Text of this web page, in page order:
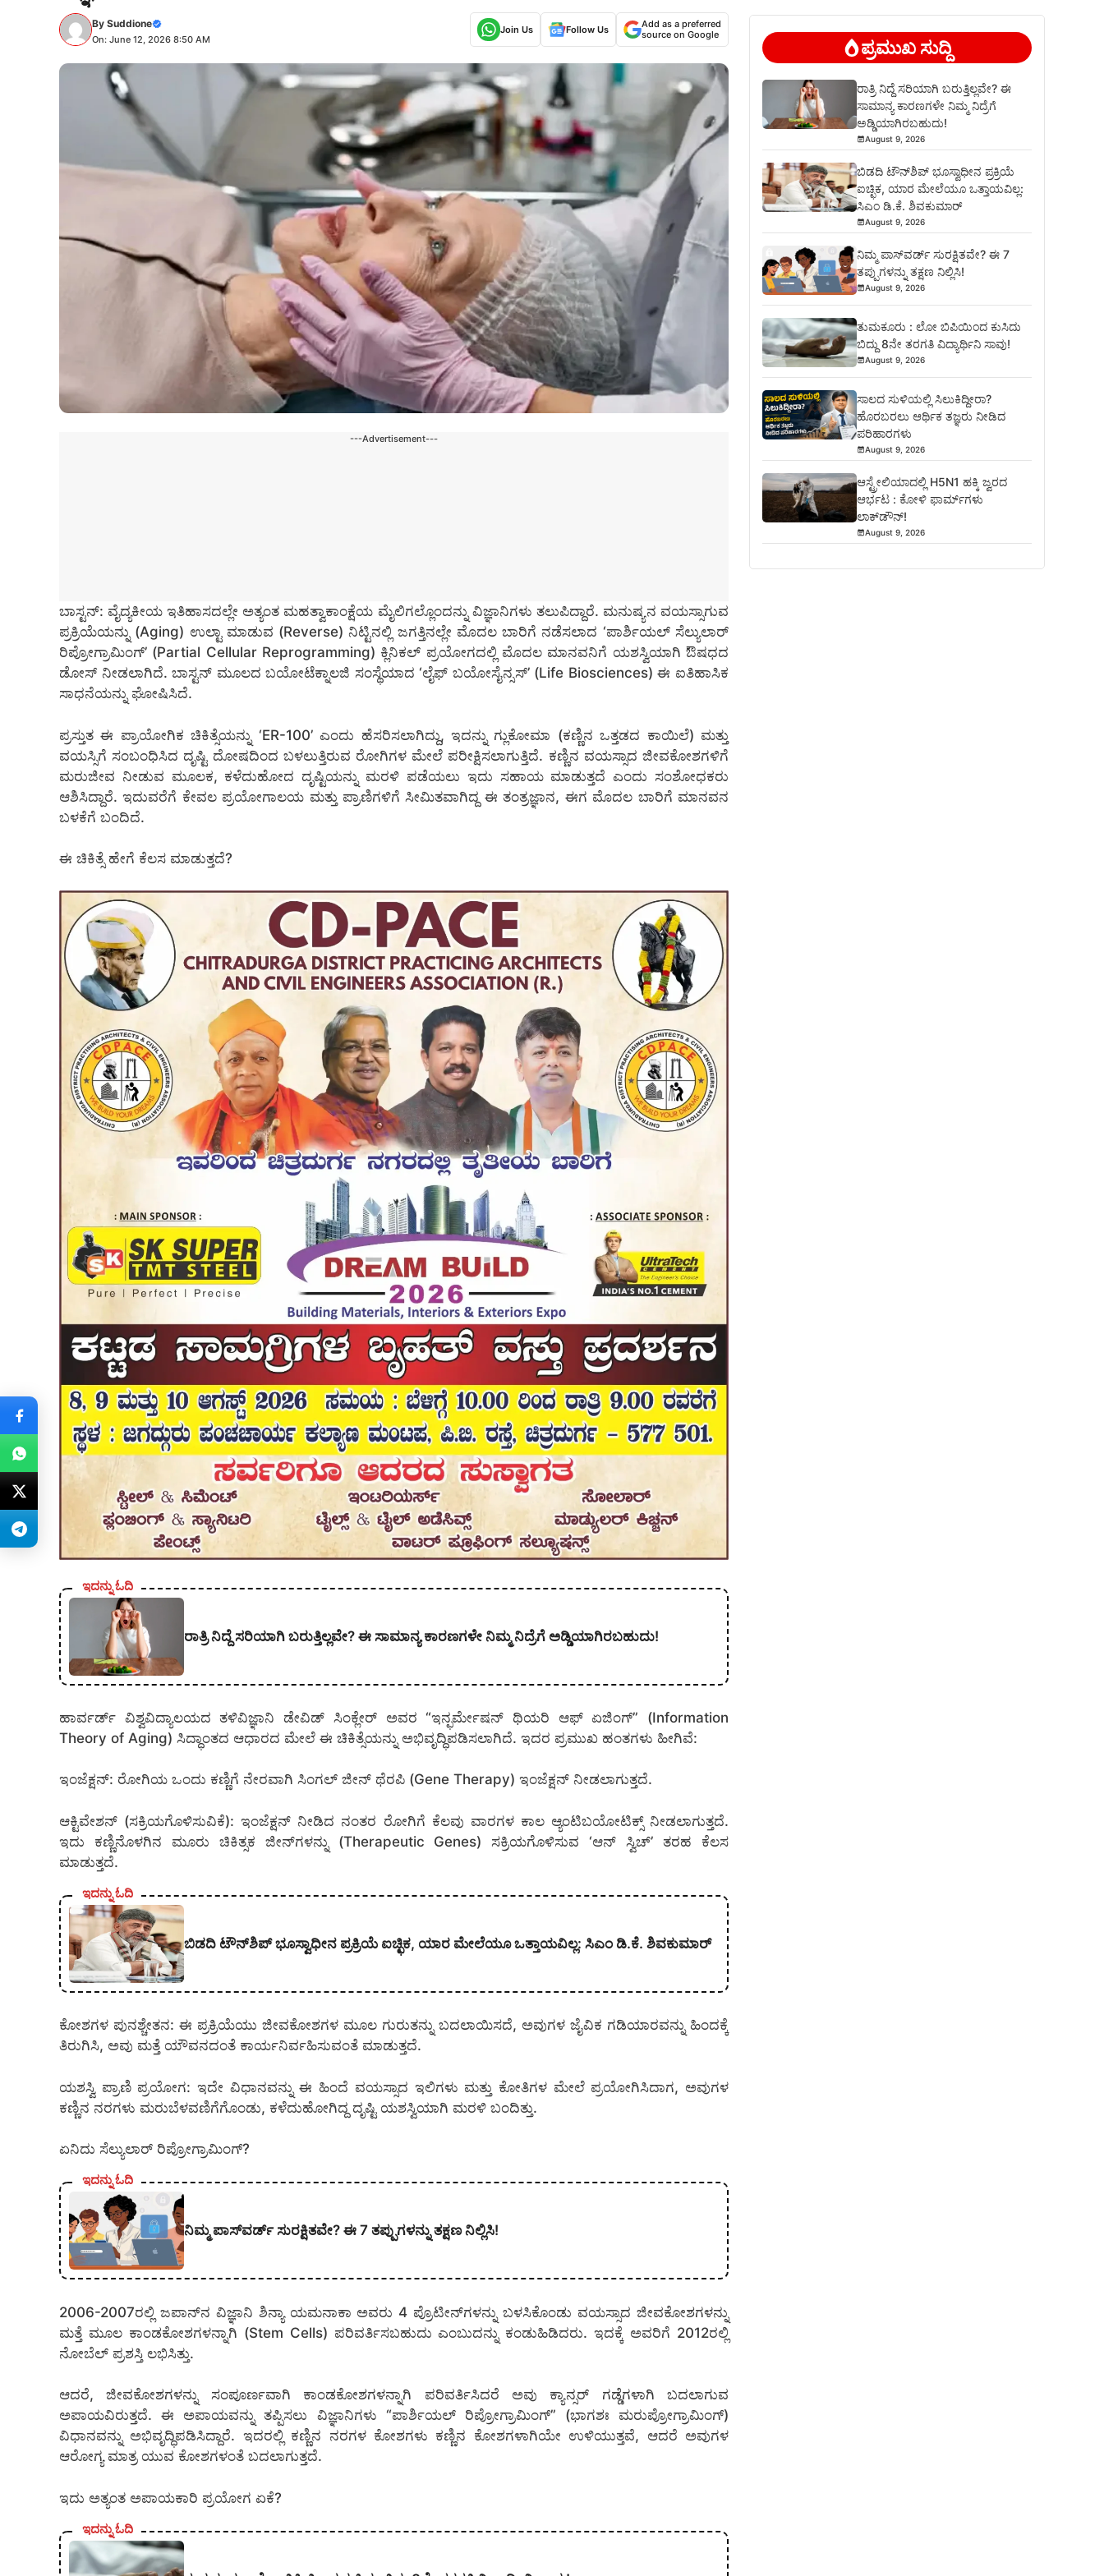
By Suddione
On: June 12, 2026 8:50 AM
Join Us Follow Us
Add as a preferred
source on Google
---Advertisement---
ಬಾಸ್ಟನ್: ವೈದ್ಯಕೀಯ ಇತಿಹಾಸದಲ್ಲೇ ಅತ್ಯಂತ ಮಹತ್ವಾಕಾಂಕ್ಷೆಯ ಮೈಲಿಗಲ್ಲೊಂದನ್ನು ವಿಜ್ಞಾನಿಗಳು ತಲುಪಿದ್ದಾರೆ. ಮನುಷ್ಯನ ವಯಸ್ಸಾಗುವ
ಪ್ರಕ್ರಿಯೆಯನ್ನು (Aging) ಉಲ್ಟಾ ಮಾಡುವ (Reverse) ನಿಟ್ಟಿನಲ್ಲಿ ಜಗತ್ತಿನಲ್ಲೇ ಮೊದಲ ಬಾರಿಗೆ ನಡೆಸಲಾದ ‘ಪಾರ್ಶಿಯಲ್ ಸೆಲ್ಯುಲಾರ್
ರಿಪ್ರೋಗ್ರಾಮಿಂಗ್’ (Partial Cellular Reprogramming) ಕ್ಲಿನಿಕಲ್ ಪ್ರಯೋಗದಲ್ಲಿ ಮೊದಲ ಮಾನವನಿಗೆ ಯಶಸ್ವಿಯಾಗಿ ಔಷಧದ
ಡೋಸ್ ನೀಡಲಾಗಿದೆ. ಬಾಸ್ಟನ್ ಮೂಲದ ಬಯೋಟೆಕ್ನಾಲಜಿ ಸಂಸ್ಥೆಯಾದ ‘ಲೈಫ್ ಬಯೋಸೈನ್ಸಸ್’ (Life Biosciences) ಈ ಐತಿಹಾಸಿಕ
ಸಾಧನೆಯನ್ನು ಘೋಷಿಸಿದೆ.
ಪ್ರಸ್ತುತ ಈ ಪ್ರಾಯೋಗಿಕ ಚಿಕಿತ್ಸೆಯನ್ನು ‘ER-100’ ಎಂದು ಹೆಸರಿಸಲಾಗಿದ್ದು, ಇದನ್ನು ಗ್ಲುಕೋಮಾ (ಕಣ್ಣಿನ ಒತ್ತಡದ ಕಾಯಿಲೆ) ಮತ್ತು
ವಯಸ್ಸಿಗೆ ಸಂಬಂಧಿಸಿದ ದೃಷ್ಟಿ ದೋಷದಿಂದ ಬಳಲುತ್ತಿರುವ ರೋಗಿಗಳ ಮೇಲೆ ಪರೀಕ್ಷಿಸಲಾಗುತ್ತಿದೆ. ಕಣ್ಣಿನ ವಯಸ್ಸಾದ ಜೀವಕೋಶಗಳಿಗೆ
ಮರುಜೀವ ನೀಡುವ ಮೂಲಕ, ಕಳೆದುಹೋದ ದೃಷ್ಟಿಯನ್ನು ಮರಳಿ ಪಡೆಯಲು ಇದು ಸಹಾಯ ಮಾಡುತ್ತದೆ ಎಂದು ಸಂಶೋಧಕರು
ಆಶಿಸಿದ್ದಾರೆ. ಇದುವರೆಗೆ ಕೇವಲ ಪ್ರಯೋಗಾಲಯ ಮತ್ತು ಪ್ರಾಣಿಗಳಿಗೆ ಸೀಮಿತವಾಗಿದ್ದ ಈ ತಂತ್ರಜ್ಞಾನ, ಈಗ ಮೊದಲ ಬಾರಿಗೆ ಮಾನವನ
ಬಳಕೆಗೆ ಬಂದಿದೆ.
ಈ ಚಿಕಿತ್ಸೆ ಹೇಗೆ ಕೆಲಸ ಮಾಡುತ್ತದೆ?
ಇದನ್ನು ಓದಿ
ರಾತ್ರಿ ನಿದ್ದೆ ಸರಿಯಾಗಿ ಬರುತ್ತಿಲ್ಲವೇ? ಈ ಸಾಮಾನ್ಯ ಕಾರಣಗಳೇ ನಿಮ್ಮ ನಿದ್ರೆಗೆ ಅಡ್ಡಿಯಾಗಿರಬಹುದು!
ಹಾರ್ವರ್ಡ್ ವಿಶ್ವವಿದ್ಯಾಲಯದ ತಳಿವಿಜ್ಞಾನಿ ಡೇವಿಡ್ ಸಿಂಕ್ಲೇರ್ ಅವರ “ಇನ್ಫರ್ಮೇಷನ್ ಥಿಯರಿ ಆಫ್ ಏಜಿಂಗ್” (Information
Theory of Aging) ಸಿದ್ಧಾಂತದ ಆಧಾರದ ಮೇಲೆ ಈ ಚಿಕಿತ್ಸೆಯನ್ನು ಅಭಿವೃದ್ಧಿಪಡಿಸಲಾಗಿದೆ. ಇದರ ಪ್ರಮುಖ ಹಂತಗಳು ಹೀಗಿವೆ:
ಇಂಜೆಕ್ಷನ್: ರೋಗಿಯ ಒಂದು ಕಣ್ಣಿಗೆ ನೇರವಾಗಿ ಸಿಂಗಲ್ ಜೀನ್ ಥೆರಪಿ (Gene Therapy) ಇಂಜೆಕ್ಷನ್ ನೀಡಲಾಗುತ್ತದೆ.
ಆಕ್ಟಿವೇಶನ್ (ಸಕ್ರಿಯಗೊಳಿಸುವಿಕೆ): ಇಂಜೆಕ್ಷನ್ ನೀಡಿದ ನಂತರ ರೋಗಿಗೆ ಕೆಲವು ವಾರಗಳ ಕಾಲ ಆ್ಯಂಟಿಬಯೋಟಿಕ್ಸ್ ನೀಡಲಾಗುತ್ತದೆ.
ಇದು ಕಣ್ಣಿನೊಳಗಿನ ಮೂರು ಚಿಕಿತ್ಸಕ ಜೀನ್‌ಗಳನ್ನು (Therapeutic Genes) ಸಕ್ರಿಯಗೊಳಿಸುವ ‘ಆನ್ ಸ್ವಿಚ್’ ತರಹ ಕೆಲಸ
ಮಾಡುತ್ತದೆ.
ಇದನ್ನು ಓದಿ
ಬಿಡದಿ ಟೌನ್‌ಶಿಪ್‌ ಭೂಸ್ವಾಧೀನ ಪ್ರಕ್ರಿಯೆ ಐಚ್ಛಿಕ, ಯಾರ ಮೇಲೆಯೂ ಒತ್ತಾಯವಿಲ್ಲ: ಸಿಎಂ ಡಿ.ಕೆ. ಶಿವಕುಮಾರ್
ಕೋಶಗಳ ಪುನಶ್ಚೇತನ: ಈ ಪ್ರಕ್ರಿಯೆಯು ಜೀವಕೋಶಗಳ ಮೂಲ ಗುರುತನ್ನು ಬದಲಾಯಿಸದೆ, ಅವುಗಳ ಜೈವಿಕ ಗಡಿಯಾರವನ್ನು ಹಿಂದಕ್ಕೆ
ತಿರುಗಿಸಿ, ಅವು ಮತ್ತೆ ಯೌವನದಂತೆ ಕಾರ್ಯನಿರ್ವಹಿಸುವಂತೆ ಮಾಡುತ್ತದೆ.
ಯಶಸ್ವಿ ಪ್ರಾಣಿ ಪ್ರಯೋಗ: ಇದೇ ವಿಧಾನವನ್ನು ಈ ಹಿಂದೆ ವಯಸ್ಸಾದ ಇಲಿಗಳು ಮತ್ತು ಕೋತಿಗಳ ಮೇಲೆ ಪ್ರಯೋಗಿಸಿದಾಗ, ಅವುಗಳ
ಕಣ್ಣಿನ ನರಗಳು ಮರುಬೆಳವಣಿಗೆಗೊಂಡು, ಕಳೆದುಹೋಗಿದ್ದ ದೃಷ್ಟಿ ಯಶಸ್ವಿಯಾಗಿ ಮರಳಿ ಬಂದಿತ್ತು.
ಏನಿದು ಸೆಲ್ಯುಲಾರ್ ರಿಪ್ರೋಗ್ರಾಮಿಂಗ್?
ಇದನ್ನು ಓದಿ
ನಿಮ್ಮ ಪಾಸ್‌ವರ್ಡ್ ಸುರಕ್ಷಿತವೇ? ಈ 7 ತಪ್ಪುಗಳನ್ನು ತಕ್ಷಣ ನಿಲ್ಲಿಸಿ!
2006-2007ರಲ್ಲಿ ಜಪಾನ್‌ನ ವಿಜ್ಞಾನಿ ಶಿನ್ಯಾ ಯಮನಾಕಾ ಅವರು 4 ಪ್ರೊಟೀನ್‌ಗಳನ್ನು ಬಳಸಿಕೊಂಡು ವಯಸ್ಸಾದ ಜೀವಕೋಶಗಳನ್ನು
ಮತ್ತೆ ಮೂಲ ಕಾಂಡಕೋಶಗಳನ್ನಾಗಿ (Stem Cells) ಪರಿವರ್ತಿಸಬಹುದು ಎಂಬುದನ್ನು ಕಂಡುಹಿಡಿದರು. ಇದಕ್ಕೆ ಅವರಿಗೆ 2012ರಲ್ಲಿ
ನೋಬೆಲ್ ಪ್ರಶಸ್ತಿ ಲಭಿಸಿತ್ತು.
ಆದರೆ, ಜೀವಕೋಶಗಳನ್ನು ಸಂಪೂರ್ಣವಾಗಿ ಕಾಂಡಕೋಶಗಳನ್ನಾಗಿ ಪರಿವರ್ತಿಸಿದರೆ ಅವು ಕ್ಯಾನ್ಸರ್ ಗಡ್ಡೆಗಳಾಗಿ ಬದಲಾಗುವ
ಅಪಾಯವಿರುತ್ತದೆ. ಈ ಅಪಾಯವನ್ನು ತಪ್ಪಿಸಲು ವಿಜ್ಞಾನಿಗಳು “ಪಾರ್ಶಿಯಲ್ ರಿಪ್ರೋಗ್ರಾಮಿಂಗ್” (ಭಾಗಶಃ ಮರುಪ್ರೋಗ್ರಾಮಿಂಗ್)
ವಿಧಾನವನ್ನು ಅಭಿವೃದ್ಧಿಪಡಿಸಿದ್ದಾರೆ. ಇದರಲ್ಲಿ ಕಣ್ಣಿನ ನರಗಳ ಕೋಶಗಳು ಕಣ್ಣಿನ ಕೋಶಗಳಾಗಿಯೇ ಉಳಿಯುತ್ತವೆ, ಆದರೆ ಅವುಗಳ
ಆರೋಗ್ಯ ಮಾತ್ರ ಯುವ ಕೋಶಗಳಂತೆ ಬದಲಾಗುತ್ತದೆ.
ಇದು ಅತ್ಯಂತ ಅಪಾಯಕಾರಿ ಪ್ರಯೋಗ ಏಕೆ?
ಇದನ್ನು ಓದಿ
ಪ್ರಮುಖ ಸುದ್ದಿ
ರಾತ್ರಿ ನಿದ್ದೆ ಸರಿಯಾಗಿ ಬರುತ್ತಿಲ್ಲವೇ? ಈ
ಸಾಮಾನ್ಯ ಕಾರಣಗಳೇ ನಿಮ್ಮ ನಿದ್ರೆಗೆ
ಅಡ್ಡಿಯಾಗಿರಬಹುದು!
August 9, 2026
ಬಿಡದಿ ಟೌನ್‌ಶಿಪ್‌ ಭೂಸ್ವಾಧೀನ ಪ್ರಕ್ರಿಯೆ
ಐಚ್ಛಿಕ, ಯಾರ ಮೇಲೆಯೂ ಒತ್ತಾಯವಿಲ್ಲ:
ಸಿಎಂ ಡಿ.ಕೆ. ಶಿವಕುಮಾರ್
August 9, 2026
ನಿಮ್ಮ ಪಾಸ್‌ವರ್ಡ್ ಸುರಕ್ಷಿತವೇ? ಈ 7
ತಪ್ಪುಗಳನ್ನು ತಕ್ಷಣ ನಿಲ್ಲಿಸಿ!
August 9, 2026
ತುಮಕೂರು : ಲೋ ಬಿಪಿಯಿಂದ ಕುಸಿದು
ಬಿದ್ದು 8ನೇ ತರಗತಿ ವಿದ್ಯಾರ್ಥಿನಿ ಸಾವು!
August 9, 2026
ಸಾಲದ ಸುಳಿಯಲ್ಲಿ ಸಿಲುಕಿದ್ದೀರಾ?
ಹೊರಬರಲು ಆರ್ಥಿಕ ತಜ್ಞರು ನೀಡಿದ
ಪರಿಹಾರಗಳು
August 9, 2026
ಆಸ್ಟ್ರೇಲಿಯಾದಲ್ಲಿ H5N1 ಹಕ್ಕಿ ಜ್ವರದ
ಆರ್ಭಟ : ಕೋಳಿ ಫಾರ್ಮ್‌ಗಳು
ಲಾಕ್‌ಡೌನ್!
August 9, 2026